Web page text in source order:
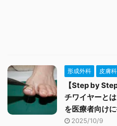
形成外科 皮膚科
【Step by
チワイヤーと
を医療者向け
2025/10/9